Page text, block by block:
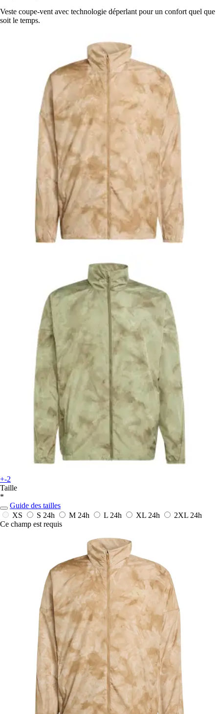
Veste coupe-vent avec technologie déperlant pour un confort quel que
soit le temps.
+-2
Taille
*
Guide des tailles
XS
S 24h M 24h L 24h XL 24h 2XL 24h
Ce champ est requis